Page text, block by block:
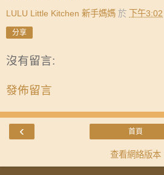
LULU Little Kitchen 新手媽媽 於 下午3:02
分享
沒有留言:
發佈留言
‹ 首頁
查看網絡版本